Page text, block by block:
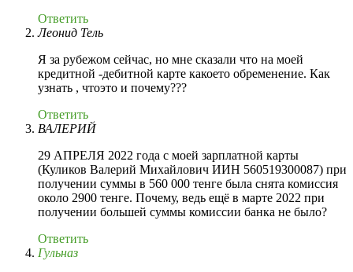
Ответить
Леонид Тель
Я за рубежом сейчас, но мне сказали что на моей
кредитной -дебитной карте какоето обременение. Как
узнать , чтоэто и почему???
Ответить
ВАЛЕРИЙ
29 АПРЕЛЯ 2022 года с моей зарплатной карты
(Куликов Валерий Михайлович ИИН 560519300087) при
получении суммы в 560 000 тенге была снята комиссия
около 2900 тенге. Почему, ведь ещё в марте 2022 при
получении большей суммы комиссии банка не было?
Ответить
Гульназ